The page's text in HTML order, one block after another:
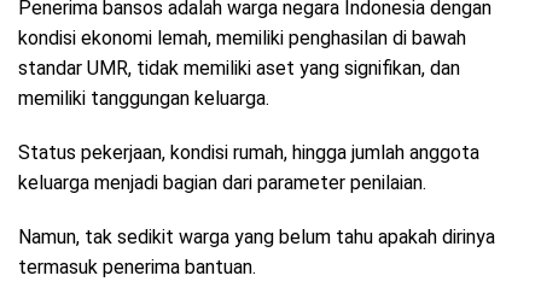
Penerima bansos adalah warga negara Indonesia dengan
kondisi ekonomi lemah, memiliki penghasilan di bawah
standar UMR, tidak memiliki aset yang signifikan, dan
memiliki tanggungan keluarga.
Status pekerjaan, kondisi rumah, hingga jumlah anggota
keluarga menjadi bagian dari parameter penilaian.
Namun, tak sedikit warga yang belum tahu apakah dirinya
termasuk penerima bantuan.